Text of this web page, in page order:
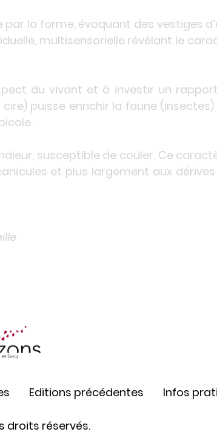
la forme, évoquant des vestiges
multisensorielle révélant le
du vivant et à investir un
puisse enrichir la faune
susceptible de couler. Ce
et plus largement aux
Editions précédentes Infos
droits réservés.